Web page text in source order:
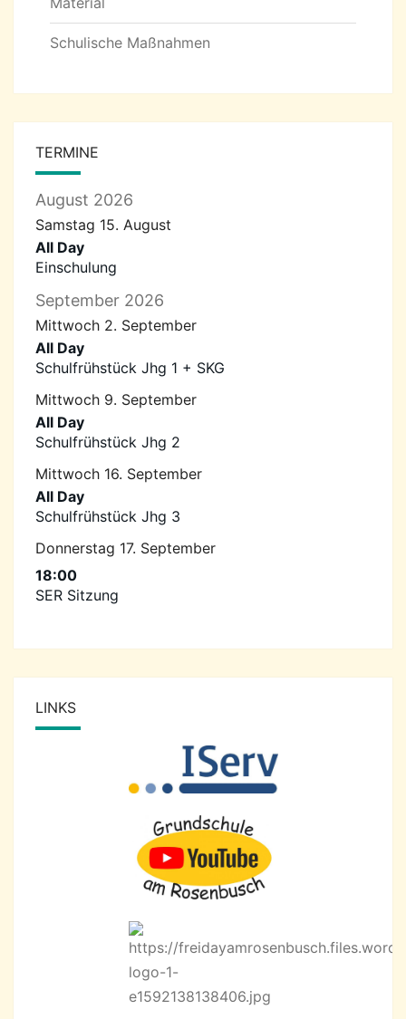
Schulische Maßnahmen
TERMINE
August 2026
Samstag 15. August
All Day
Einschulung
September 2026
Mittwoch 2. September
All Day
Schulfrühstück Jhg 1 + SKG
Mittwoch 9. September
All Day
Schulfrühstück Jhg 2
Mittwoch 16. September
All Day
Schulfrühstück Jhg 3
Donnerstag 17. September
18:00
SER Sitzung
LINKS